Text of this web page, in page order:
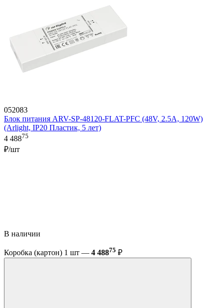
052083
Блок питания ARV-SP-48120-FLAT-PFC (48V, 2.5A, 120W)
(Arlight, IP20 Пластик, 5 лет)
4 48875
₽/шт
В наличии
Коробка (картон) 1 шт — 4 48875 ₽